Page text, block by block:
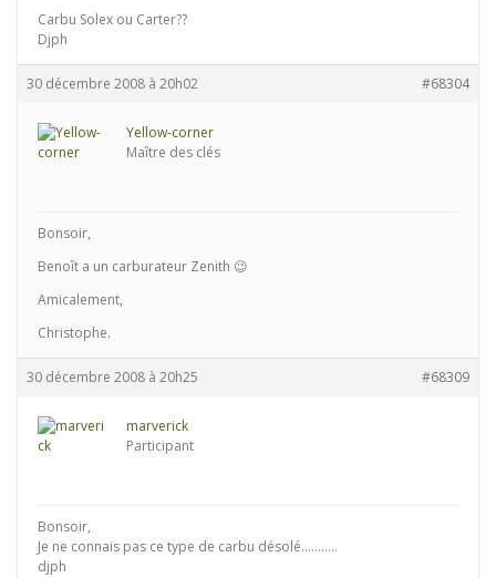
Carbu Solex ou Carter??
Djph
30 décembre 2008 à 20h02 #68304
Yellow-corner
Maître des clés
Bonsoir,
Benoît a un carburateur Zenith 😉
Amicalement,
Christophe.
30 décembre 2008 à 20h25 #68309
marverick
Participant
Bonsoir,
Je ne connais pas ce type de carbu désolé………..
djph